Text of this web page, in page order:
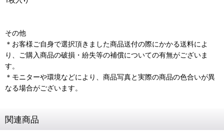
その他
＊お客様ご自身で選択頂きました商品送付の際にかかる送料によ
り、ご購入商品の破損・紛失等の補償についての有無がございま
す。
＊モニターや環境などにより、商品写真と実際の商品の色合いが異
なる場合がございます。
関連商品